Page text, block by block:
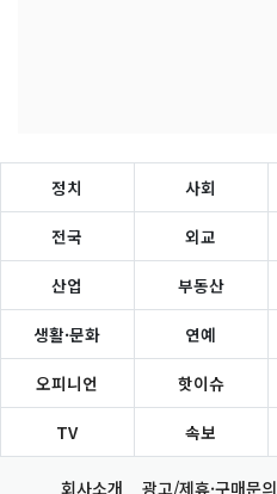
정치 사회
전국 외교
산업 부동산
생활·문화 연예
오피니언 핫이슈
TV 속보
회사소개 광고/제휴·구매문의